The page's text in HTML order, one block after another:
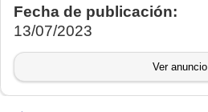
Fecha de publicación:
13/07/2023
Ver anuncio